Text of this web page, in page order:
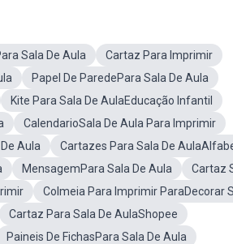
Sala De Aula
Cartaz Para Imprimir
Papel De ParedePara Sala De Aula
Kite Para Sala De AulaEducação Infantil
CalendarioSala De Aula Para Imprimir
Aula
Cartazes Para Sala De
MensagemPara Sala De Aula
Cartaz
Colmeia Para Imprimir ParaDecorar
Cartaz Para Sala De AulaShopee
Paineis De FichasPara Sala De Aula